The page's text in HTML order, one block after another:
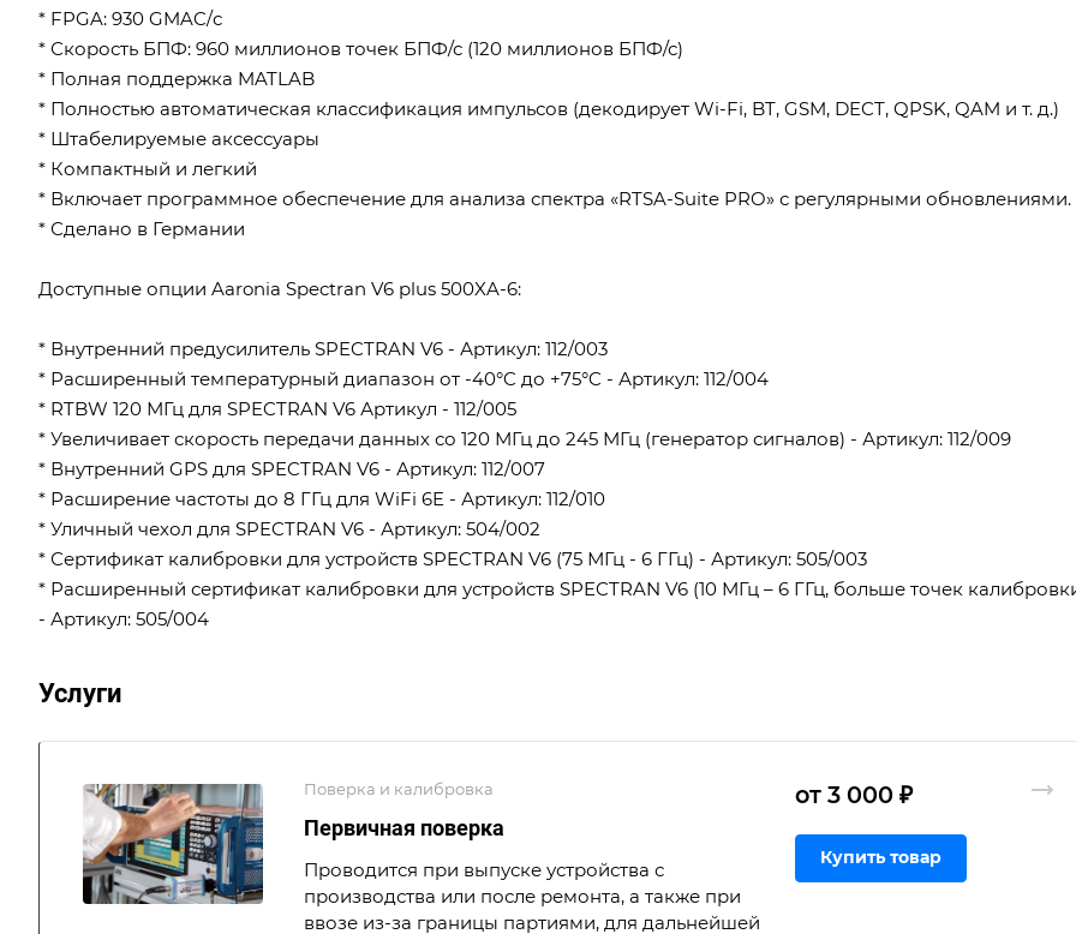
* FPGA: 930 GMAC/с
* Скорость БПФ: 960 миллионов точек БПФ/с (120 миллионов БПФ/с)
* Полная поддержка MATLAB
* Полностью автоматическая классификация импульсов (декодирует Wi-Fi, BT, GSM, DECT, QPSK, QAM и т. д.)
* Штабелируемые аксессуары
* Компактный и легкий
* Включает программное обеспечение для анализа спектра «RTSA-Suite PRO» с регулярными обновлениями.
* Сделано в Германии
Доступные опции Aaronia Spectran V6 plus 500XA-6:
* Внутренний предусилитель SPECTRAN V6 - Артикул: 112/003
* Расширенный температурный диапазон от -40°C до +75°C - Артикул: 112/004
* RTBW 120 МГц для SPECTRAN V6 Артикул - 112/005
* Увеличивает скорость передачи данных со 120 МГц до 245 МГц (генератор сигналов) - Артикул: 112/009
* Внутренний GPS для SPECTRAN V6 - Артикул: 112/007
* Расширение частоты до 8 ГГц для WiFi 6E - Артикул: 112/010
* Уличный чехол для SPECTRAN V6 - Артикул: 504/002
* Сертификат калибровки для устройств SPECTRAN V6 (75 МГц - 6 ГГц) - Артикул: 505/003
* Расширенный сертификат калибровки для устройств SPECTRAN V6 (10 МГц – 6 ГГц, больше точек
- Артикул: 505/004
Услуги
Поверка и калибровка
Первичная поверка
Проводится при выпуске устройства с
производства или после ремонта, а также при
ввозе из-за границы партиями, для дальнейшей
от 3 000 ₽
Купить товар